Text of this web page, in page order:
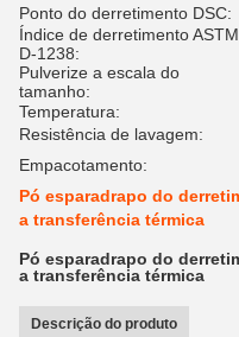
Ponto do derretimento DSC:
Índice de derretimento ASTM
D-1238:
Pulverize a escala do
tamanho:
Temperatura:
Resistência de lavagem:
Empacotamento:
Pó esparadrapo do
a transferência térmica
Pó esparadrapo do
a transferência térmica
Descrição do produto